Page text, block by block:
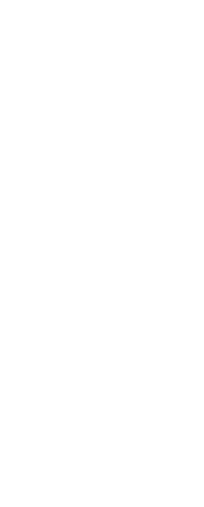
Wir informieren